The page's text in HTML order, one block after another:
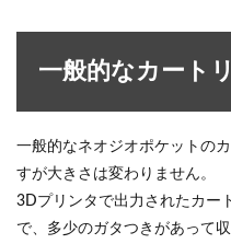
一般的なカート
一般的なネオジオポケットの
すが大きさは変わりません。
3Dプリンタで出力されたカー
で、多少のガタつきがあって